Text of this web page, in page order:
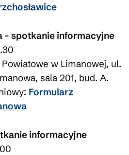
– spotkanie informacyjne
w Limanowej, ul.
sala 201, bud. A.
Formularz
informacyjne